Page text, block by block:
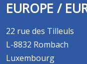
EUROPE /
22 rue des Tilleuls
L-8832 Rombach
Luxembourg